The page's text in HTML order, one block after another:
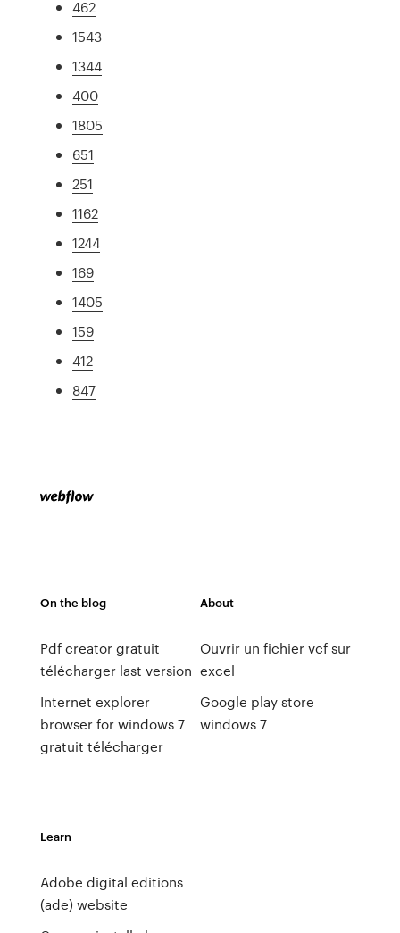
462
1543
1344
400
1805
651
251
1162
1244
169
1405
159
412
847
On the blog
Pdf creator gratuit
télécharger last version
Internet explorer
browser for windows 7
gratuit télécharger
About
Ouvrir un fichier vcf sur
excel
Google play store
windows 7
Learn
Adobe digital editions
(ade) website